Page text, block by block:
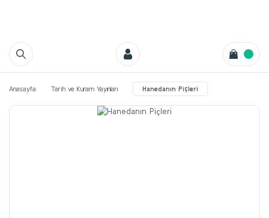
Anasayfa Tarih ve Kuram Yayınları Hanedanın Piçleri